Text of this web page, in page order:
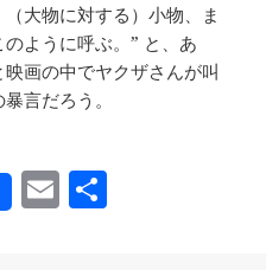
大物に対する）小物、ま
ように呼ぶ。” と、あ
画の中でヤクザさんが叫
言だろう。
E